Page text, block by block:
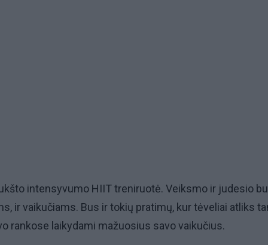
intensyvumo HIIT treniruotė. Veiksmo ir judesio
ir vaikučiams. Bus ir tokių pratimų, kur tėveliai atliks
rankose laikydami mažuosius savo vaikučius.